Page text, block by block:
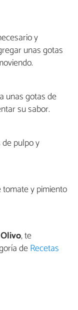
y
unas gotas
unas gotas de
su sabor.
pulpo y
y pimiento
, te
deRecetas